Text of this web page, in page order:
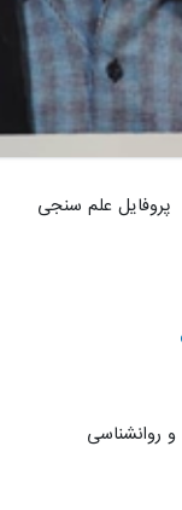
پروفایل علم سنجی
و روانشناسی